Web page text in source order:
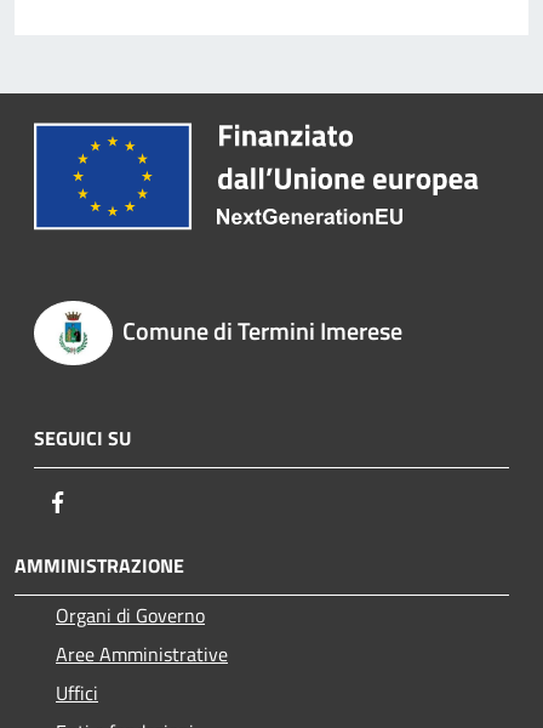
Comune di Termini Imerese
SEGUICI SU
AMMINISTRAZIONE
Organi di Governo
Aree Amministrative
Uffici